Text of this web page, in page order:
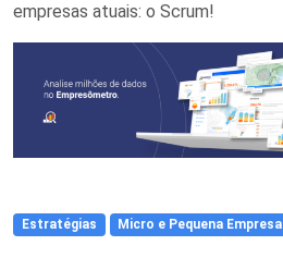
empresas atuais: o Scrum!
Estratégias Micro e Pequena Empresa